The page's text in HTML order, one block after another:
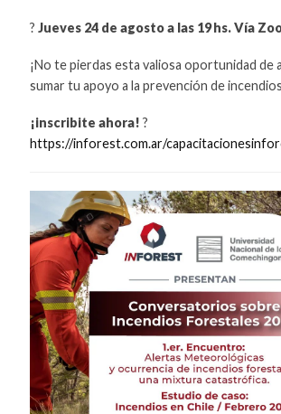
? Jueves 24 de agosto a las 19 hs. Vía
¡No te pierdas esta valiosa oportunidad de
sumar tu apoyo a la prevención de
¡inscribite ahora! ?
https://inforest.com.ar/